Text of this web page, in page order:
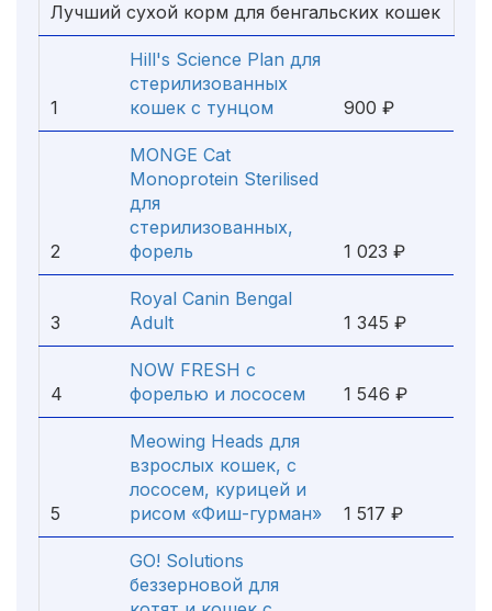
Лучший сухой корм для бенгальских кошек
1
Hill's Science Plan для
стерилизованных
кошек с тунцом
900 ₽
2
MONGE Cat
Monoprotein Sterilised
для
стерилизованных,
форель
1 023 ₽
3
Royal Canin Bengal
Adult
1 345 ₽
4
NOW FRESH с
форелью и лососем
1 546 ₽
5
Meowing Heads для
взрослых кошек, с
лососем, курицей и
рисом «Фиш-гурман»
1 517 ₽
GO! Solutions
беззерновой для